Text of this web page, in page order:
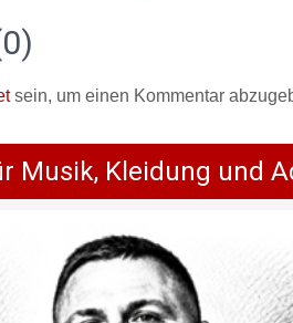
sein, um einen Kommentar
Musik, Kleidung und